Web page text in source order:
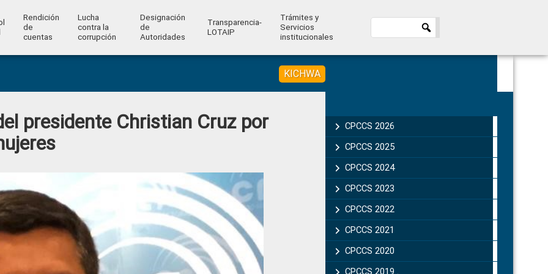
Rendición
de
cuentas
Lucha
contra la
corrupción
Designación
de
Autoridades
Transparencia-
LOTAIP
Trámites y
Servicios
institucionales
KICHWA
presidente Christian Cruz por
Sidebar
CPCCS 2026
CPCCS 2025
CPCCS 2024
CPCCS 2023
CPCCS 2022
CPCCS 2021
CPCCS 2020
CPCCS 2019 .